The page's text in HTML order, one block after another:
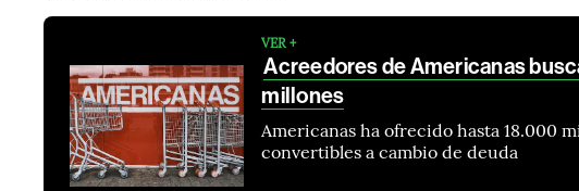
VER +
Acreedores de Americanas
millones
Americanas ha ofrecido hasta 18.000
convertibles a cambio de deuda